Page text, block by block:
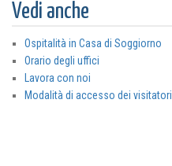
Vedi anche
Ospitalità in Casa di Soggiorno
Orario degli uffici
Lavora con noi
Modalità di accesso dei visitatori